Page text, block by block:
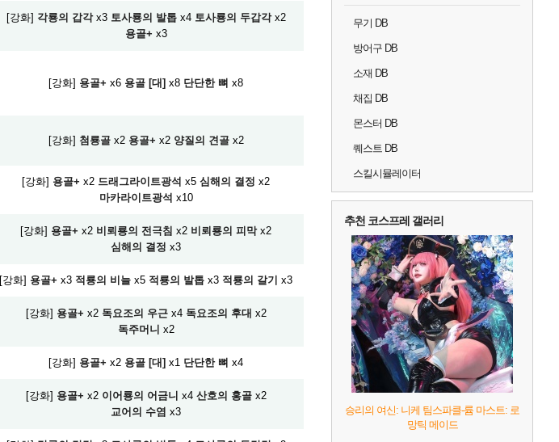
[강화] 각룡의 갑각x3 토사룡의 발톱x4 토사룡의 두갑각x2
용골+ x3
[강화] 용골+ x6 용골 [대] x8 단단한 뼈 x8
[강화] 첨룡골x2 용골+ x2 양질의 견골x2
[강화] 용골+ x2 드래그라이트광석 x5 심해의 결정 x2
마카라이트광석 x10
[강화] 용골+ x2 비뢰룡의 전극침 x2 비뢰룡의 피막x2
심해의 결정 x3
[강화] 용골+ x3 적룡의 비늘 x5 적룡의 발톱 x3 적룡의 갈기 x3
[강화] 용골+ x2 독요조의 우근x4 독요조의 후대 x2
독주머니 x2
[강화] 용골+ x2 용골 [대] x1 단단한 뼈 x4
[강화] 용골+ x2 이어룡의 어금니 x4 산호의 홍골x2
교어의 수염 x3
무기 DB
방어구 DB
소재 DB
채집 DB
몬스터 DB
퀘스트 DB
스킬시뮬레이터
추천 코스프레 갤러리
승리의 여신: 니케 팀스파클-륨 마스트: 로
망틱 메이드